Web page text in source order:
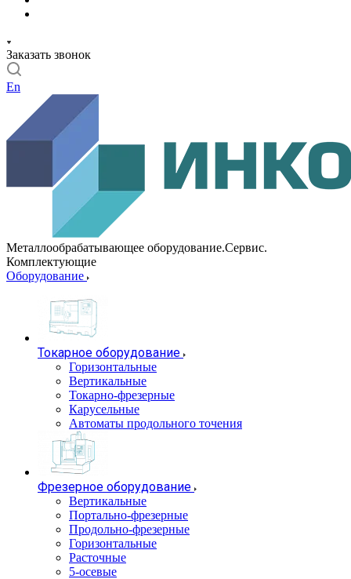
Заказать звонок
En
Металлообрабатывающее оборудование.Сервис.
Комплектующие
Оборудование
Токарное оборудование
Горизонтальные
Вертикальные
Токарно-фрезерные
Карусельные
Автоматы продольного точения
Фрезерное оборудование
Вертикальные
Портально-фрезерные
Продольно-фрезерные
Горизонтальные
Расточные
5-осевые